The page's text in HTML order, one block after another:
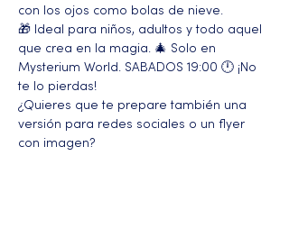
con los ojos como bolas de nieve.
🎁 Ideal para niños, adultos y todo aquel
que crea en la magia. 🎄 Solo en
Mysterium World. SABADOS 19:00 🕛 ¡No
te lo pierdas!
¿Quieres que te prepare también una
versión para redes sociales o un flyer
con imagen?